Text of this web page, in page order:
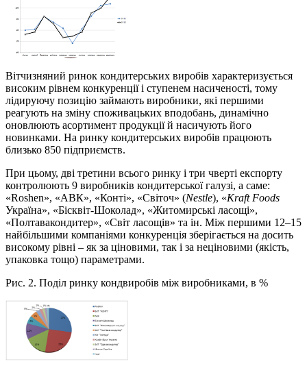
Вітчизняний ринок кондитерських виробів характеризується
високим рівнем конкуренції і ступенем насиченості, тому
лідируючу позицію займають виробники, які першими
реагують на зміну споживацьких вподобань, динамічно
оновлюють асортимент продукції й насичують його
новинками. На ринку кондитерських виробів працюють
близько 850 підприємств.
При цьому, дві третини всього ринку і три чверті експорту
контролюють 9 виробників кондитерської галузі, а саме:
«Roshen», «АВК», «Конті», «Світоч» (Nestle), «Kraft Foods
Україна», «Бісквіт-Шоколад», «Житомирські ласощі»,
«Полтавакондитер», «Світ ласощів» та ін. Між першими 12–15
найбільшими компаніями конкуренція зберігається на досить
високому рівні – як за ціновими, так і за неціновими (якість,
упаковка тощо) параметрами.
Рис. 2. Поділ ринку кондвиробів між виробниками, в %